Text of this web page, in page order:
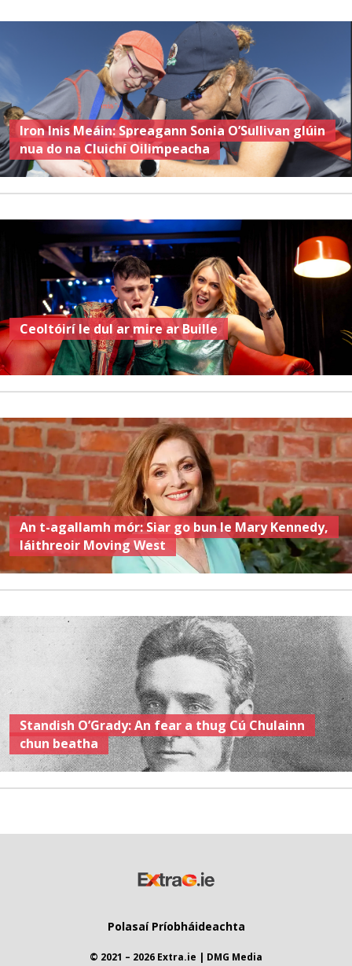
Iron Inis Meáin: Spreagann Sonia O’Sullivan glúin
nua do na Cluichí Oilimpeacha
Ceoltóirí le dul ar mire ar Buille
An t-agallamh mór: Siar go bun le Mary Kennedy,
láithreoir Moving West
Standish O’Grady: An fear a thug Cú Chulainn
chun beatha
Polasaí Príobháideachta
© 2021 – 2026 Extra.ie | DMG Media